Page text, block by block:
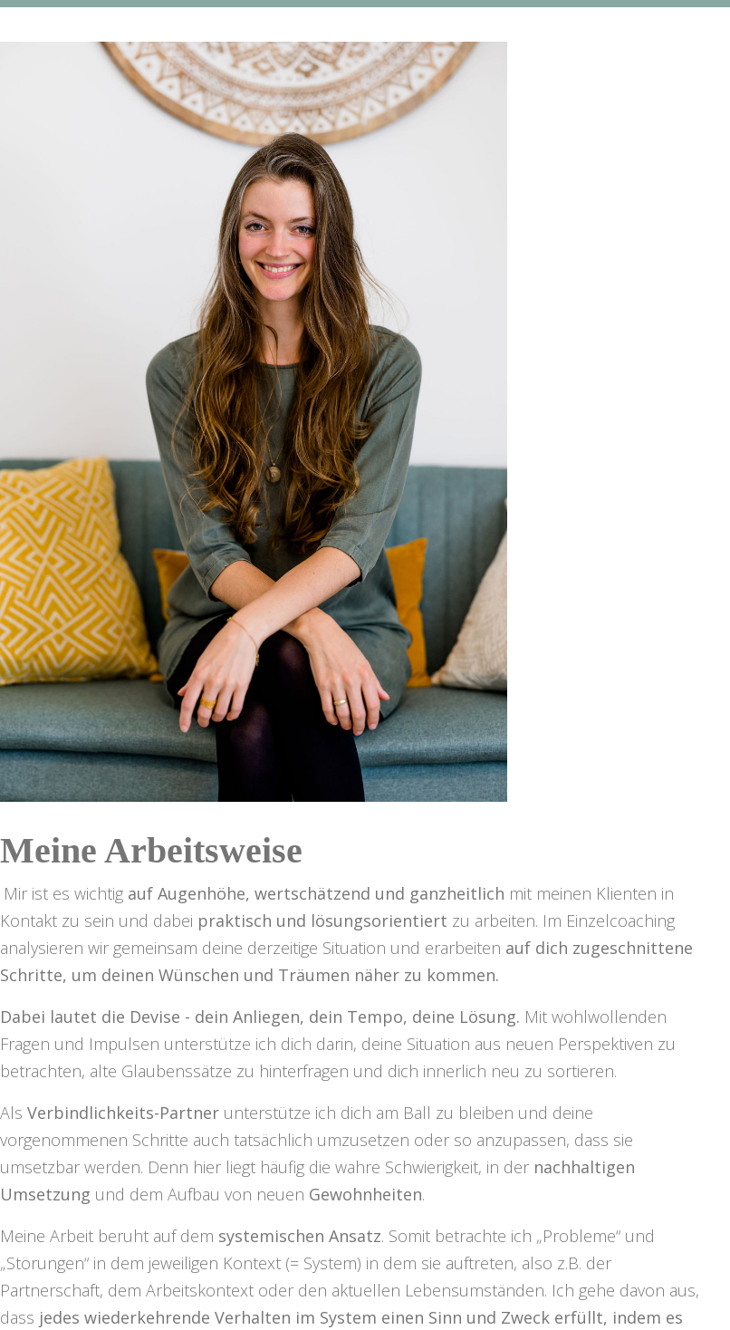
Meine Arbeitsweise
Mir ist es wichtig auf Augenhöhe, wertschätzend und ganzheitlich mit meinen Klienten in
Kontakt zu sein und dabei praktisch und lösungsorientiert zu arbeiten. Im Einzelcoaching
analysieren wir gemeinsam deine derzeitige Situation und erarbeiten auf dich zugeschnittene
Schritte, um deinen Wünschen und Träumen näher zu kommen.
Dabei lautet die Devise - dein Anliegen, dein Tempo, deine Lösung. Mit wohlwollenden
Fragen und Impulsen unterstütze ich dich darin, deine Situation aus neuen Perspektiven zu
betrachten, alte Glaubenssätze zu hinterfragen und dich innerlich neu zu sortieren.
Als Verbindlichkeits-Partner unterstütze ich dich am Ball zu bleiben und deine
vorgenommenen Schritte auch tatsächlich umzusetzen oder so anzupassen, dass sie
umsetzbar werden. Denn hier liegt häufig die wahre Schwierigkeit, in der nachhaltigen
Umsetzung und dem Aufbau von neuen Gewohnheiten.
Meine Arbeit beruht auf dem systemischen Ansatz. Somit betrachte ich „Probleme“ und
„Störungen“ in dem jeweiligen Kontext (= System) in dem sie auftreten, also z.B. der
Partnerschaft, dem Arbeitskontext oder den aktuellen Lebensumständen. Ich gehe davon aus,
dass jedes wiederkehrende Verhalten im System einen Sinn und Zweck erfüllt, indem es